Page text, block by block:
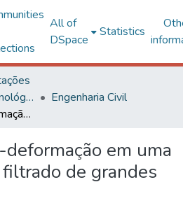
All of
DSpace
Statistics
Ciências Exatas e Tecnológicas
Engenharia Civil
Análise tensão-deformação em uma pilha de rejeito filtrado de grandes dimensões
em uma
de grandes